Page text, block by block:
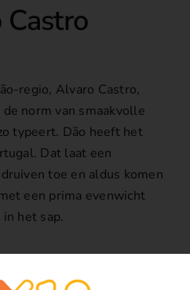
regio, Alvaro Castro,
norm van smaakvolle
typeert. Dão heeft het
Dat laat een
toe en aldus komen
een prima evenwicht
het sap.